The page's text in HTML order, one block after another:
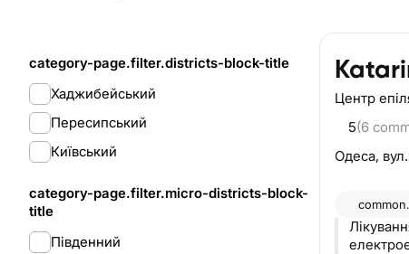
category-page.filter.districts-block-title
Хаджибейський
Пересипський
Київський
category-page.filter.micro-districts-block-
title
Південний
Центр
5(6
Одеса,